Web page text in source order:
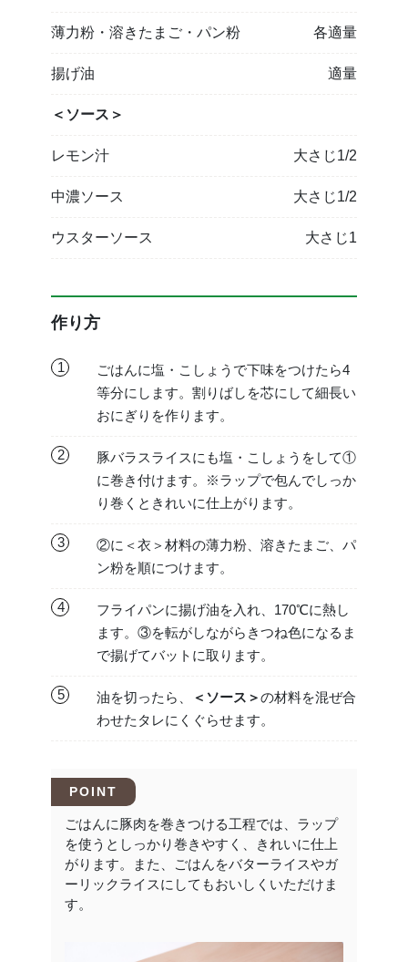
薄力粉・溶きたまご・パン粉 各適量
揚げ油 適量
＜ソース＞
レモン汁 大さじ1/2
中濃ソース 大さじ1/2
ウスターソース 大さじ1
作り方
1
ごはんに塩・こしょうで下味をつけたら4
等分にします。割りばしを芯にして細長い
おにぎりを作ります。
2
豚バラスライスにも塩・こしょうをして①
に巻き付けます。※ラップで包んでしっか
り巻くときれいに仕上がります。
3
②に＜衣＞材料の薄力粉、溶きたまご、パ
ン粉を順につけます。
4
フライパンに揚げ油を入れ、170℃に熱し
ます。③を転がしながらきつね色になるま
で揚げてバットに取ります。
5 油を切ったら、 ＜ソース＞の材料を混ぜ合
わせたタレにくぐらせます。
POINT
ごはんに豚肉を巻きつける工程では、ラップ
を使うとしっかり巻きやすく、きれいに仕上
がります。また、ごはんをバターライスやガ
ーリックライスにしてもおいしくいただけま
す。